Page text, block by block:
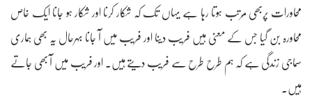
محاورات پربھی مُرتب ہوتا رہا ہے یہاں تک کہ شکار کرنا اور شکار ہو جانا ایک خاص
محاورہ بن گیا جس کے معنی ہیں فریب دینا اور فریب میں آ جانا بہرحال یہ بھی ہماری
سماجی زندگی ہے کہ ہم طرح طرح سے فریب دیتے ہیں۔ اور فریب میں آ بھی جاتے
ہیں۔